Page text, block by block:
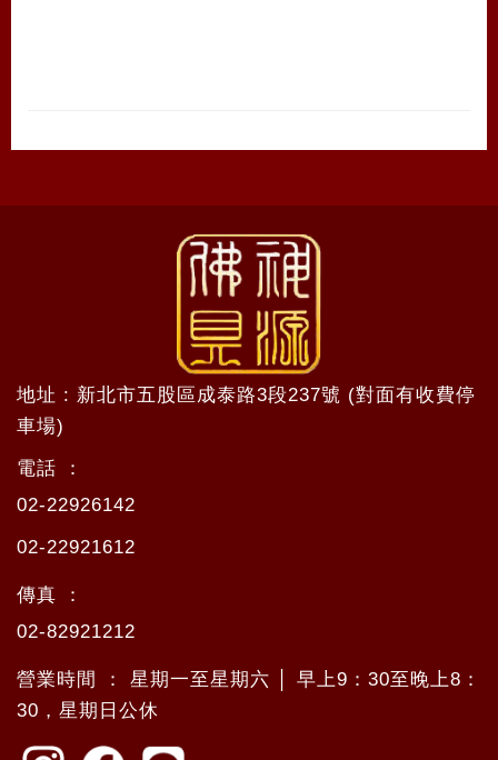
地址 : 新北市五股區成泰路3段237號 (對面有收費停
車場)
電話 ：
02-22926142
02-22921612
傳真 ：
02-82921212
營業時間 ： 星期一至星期六 │ 早上9：30至晚上8：
30，星期日公休